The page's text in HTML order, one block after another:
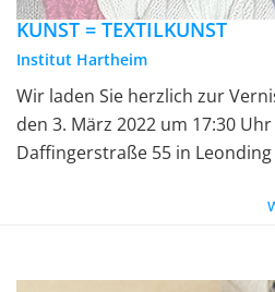
KUNST = TEXTILKUNST
Institut Hartheim
Wir laden Sie herzlich zur
den 3. März 2022 um 17:30
Daffingerstraße 55 in Leonding